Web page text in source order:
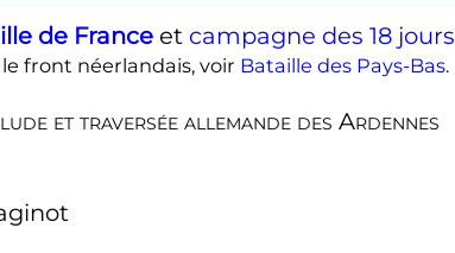
de France et campagne des 18 jours
front néerlandais, voir Bataille des Pays-Bas.
et traversée allemande des Ardennes